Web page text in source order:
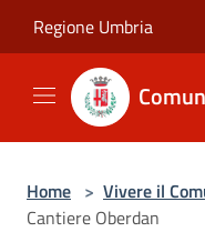
Regione Umbria
Home > Vivere il
Cantiere Oberdan